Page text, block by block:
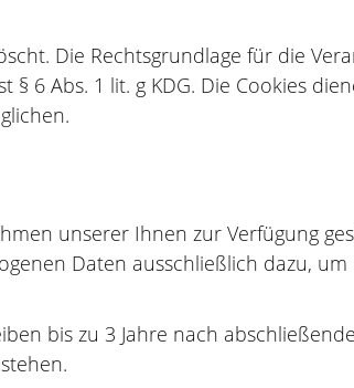
Die Rechtsgrundlage für die
6 Abs. 1 lit. g KDG. Die Cookies
unserer Ihnen zur Verfügung
Daten ausschließlich dazu,
bis zu 3 Jahre nach